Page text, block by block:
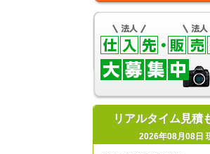
リアルタイム見積
2026年08月08日